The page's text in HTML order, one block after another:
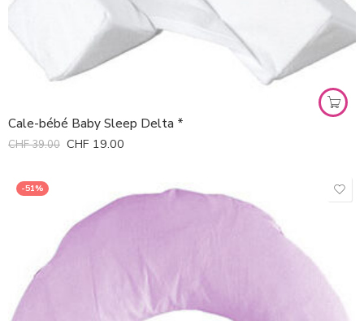
Cale-bébé Baby Sleep Delta *
CHF39.00 CHF 19.00
-51%